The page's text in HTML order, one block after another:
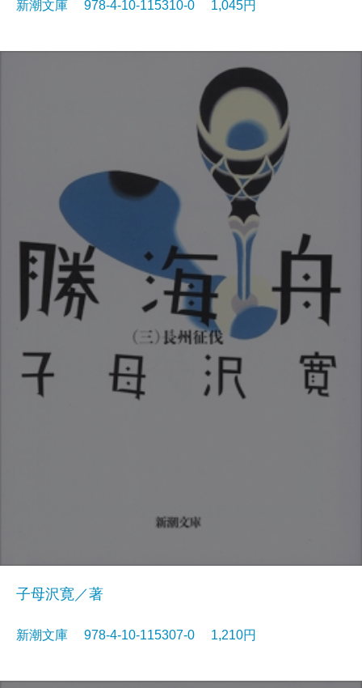
新潮文庫 978-4-10-115310-0 1,045円
子母沢寛／著
新潮文庫 978-4-10-115307-0 1,210円